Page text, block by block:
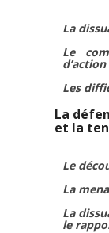
La
Le
Les
La
et la
Le
La
La
le